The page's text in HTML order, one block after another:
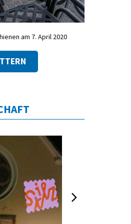
am 7. April 2020